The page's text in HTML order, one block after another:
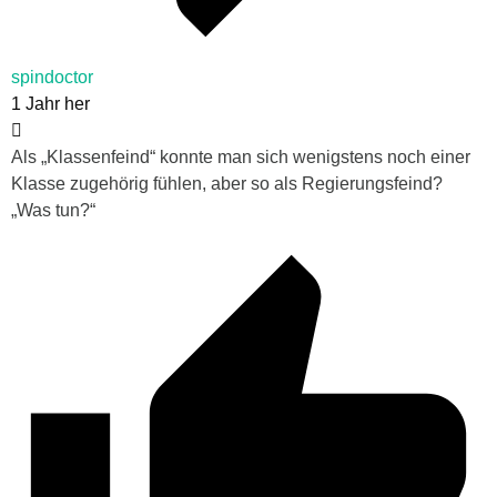
spindoctor
1 Jahr her
Als „Klassenfeind“ konnte man sich wenigstens noch einer
Klasse zugehörig fühlen, aber so als Regierungsfeind?
„Was tun?“